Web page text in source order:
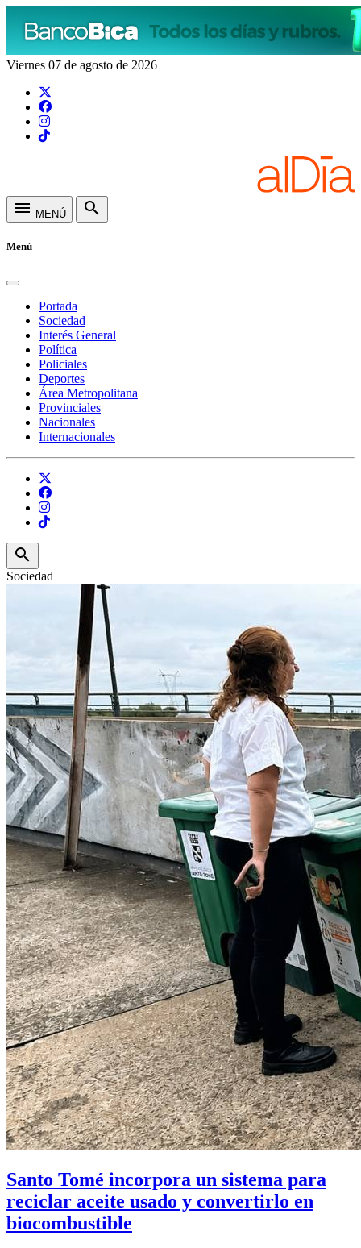
Viernes 07 de agosto de 2026
menu MENÚ search
Menú
Portada
Sociedad
Interés General
Política
Policiales
Deportes
Área Metropolitana
Provinciales
Nacionales
Internacionales
search
Sociedad
Santo Tomé incorpora un sistema para
reciclar aceite usado y convertirlo en
biocombustible